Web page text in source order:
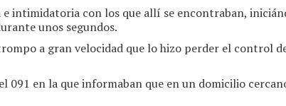
intimidatoria con los que allí se encontraban,
unos segundos.
a gran velocidad que lo hizo perder el control
091 en la que informaban que en un domicilio